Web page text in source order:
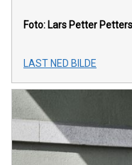
Foto: Lars Petter
LAST NED BILDE